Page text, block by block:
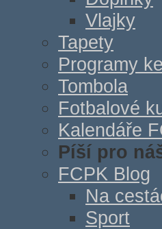
Vlajky
Tapety
Programy
Tombola
Fotbalové
Kalendáře
Píší pro
FCPK Blog
Na
Sport